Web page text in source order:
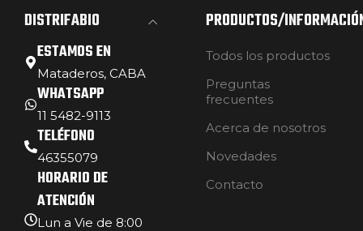
DISTRIFABIO
ESTAMOS EN
Mataderos, CABA
WHATSAPP
11 5482-9113
TELÉFONO
46355079
HORARIO DE
ATENCIÓN
Lun a Vie de 8:00
PRODUCTOS/
Todos los productos
Preguntas
frecuentes
Acerca de nosotros
Novedades
Contacto